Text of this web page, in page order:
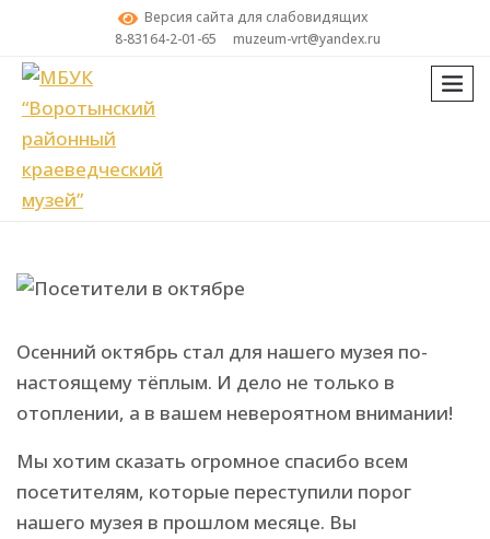
Версия сайта для слабовидящих
8-83164-2-01-65
muzeum-vrt@yandex.ru
Поиск
Посетители в октябре
Осенний октябрь стал для нашего музея по-
настоящему тёплым. И дело не только в
отоплении, а в вашем невероятном внимании!
Мы хотим сказать огромное спасибо всем
посетителям, которые переступили порог
нашего музея в прошлом месяце. Вы